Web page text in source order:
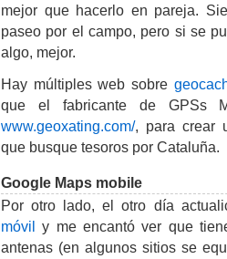
mejor que hacerlo en pareja.
paseo por el campo, pero si se
algo, mejor.
Hay múltiples web sobre
que el fabricante de GPSs
www.geoxating.com/, para crear
que busque tesoros por Cataluña.
Google Maps mobile
Por otro lado, el otro día
móvil
y me encantó ver que
antenas (en algunos sitios se